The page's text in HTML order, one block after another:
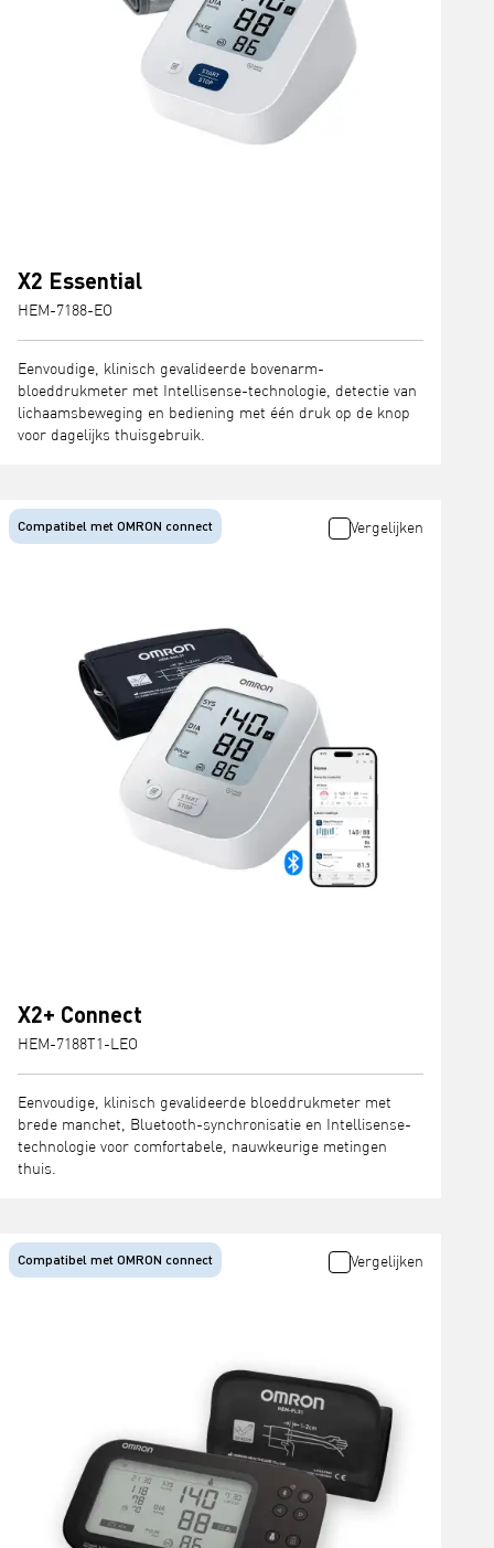
X2 Essential
HEM-7188-EO
Eenvoudige, klinisch gevalideerde bovenarm-
bloeddrukmeter met Intellisense-technologie, detectie van
lichaamsbeweging en bediening met één druk op de knop
voor dagelijks thuisgebruik.
X2+ Connect
HEM-7188T1-LEO
Eenvoudige, klinisch gevalideerde bloeddrukmeter met
brede manchet, Bluetooth-synchronisatie en Intellisense-
technologie voor comfortabele, nauwkeurige metingen
thuis.
Compatibel met OMRON connect Vergelijken
Compatibel met OMRON connect Vergelijken